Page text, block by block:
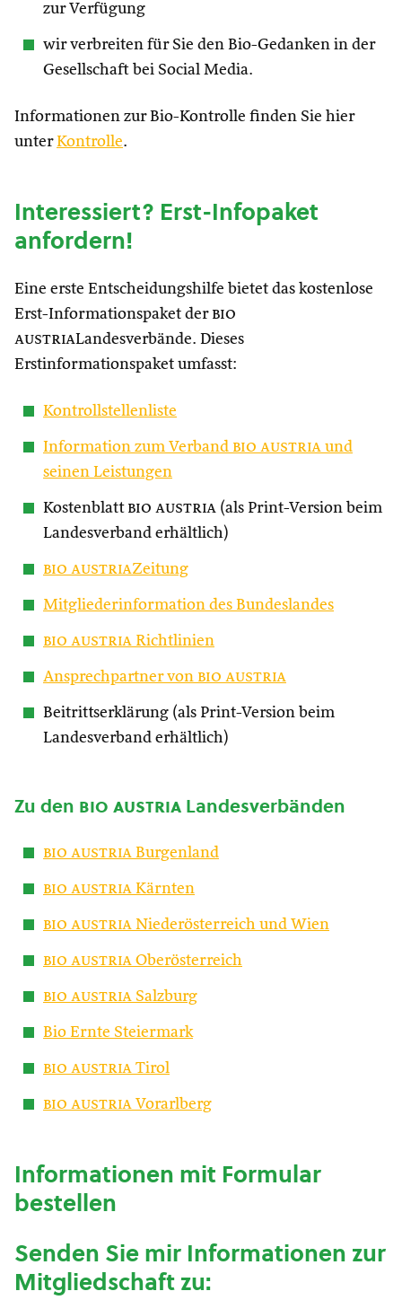
zur Verfügung
wir verbreiten für Sie den Bio-Gedanken in der
Gesellschaft bei Social Media.
Informationen zur Bio-Kontrolle finden Sie hier
unterKontrolle.
Interessiert? Erst-Infopaket
anfordern!
Eine erste Entscheidungshilfe bietet das kostenlose
Erst-Informationspaket der bio
austriaLandesverbände. Dieses
Erstinformationspaket umfasst:
Kontrollstellenliste
Information zum Verband bio austria und
seinen Leistungen
Kostenblatt bio austria (als Print-Version beim
Landesverband erhältlich)
bio austriaZeitung
Mitgliederinformation des Bundeslandes
bio austria Richtlinien
Ansprechpartner von bio austria
Beitrittserklärung (als Print-Version beim
Landesverband erhältlich)
Zu den bio austria Landesverbänden
bio austria Burgenland
bio austria Kärnten
bio austria Niederösterreich und Wien
bio austria Oberösterreich
bio austria Salzburg
Bio Ernte Steiermark
bio austria Tirol
bio austria Vorarlberg
Informationen mit Formular
bestellen
Senden Sie mir Informationen zur
Mitgliedschaft zu: